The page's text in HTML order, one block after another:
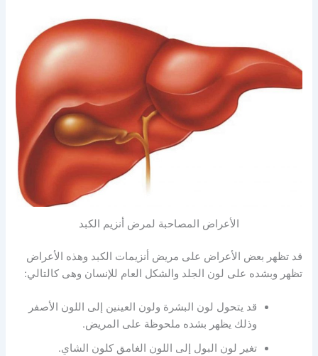
الأعراض المصاحبة لمرض أنزيم الكبد
قد تظهر بعض الأعراض على مريض أنزيمات الكبد وهذه الأعراض
تظهر وبشده على لون الجلد والشكل العام للإنسان وهى كالتالي:
قد يتحول لون البشرة ولون العينين إلى اللون الأصفر
وذلك يظهر بشده ملحوظة على المريض.
تغير لون البول إلى اللون الغامق كلون الشاي.